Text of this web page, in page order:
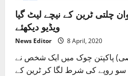
چلتی ٹرین کے نیچے لیٹ گیا
ویڈیو دیکھئے
News Editor 8 April, 2020
پاکپتن چوک میں ایک شخص نے